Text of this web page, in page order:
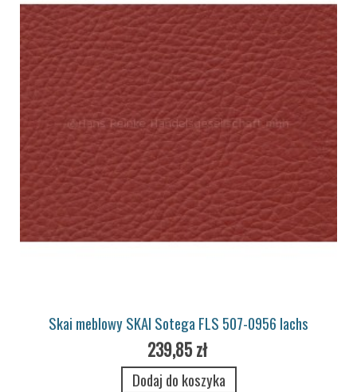
Skai meblowy SKAI Sotega FLS 507-0956 lachs
239,85 zł
Dodaj do koszyka